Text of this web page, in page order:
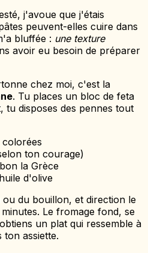
j'avoue que j'étais
peuvent-elles cuire dans
bluffée : une texture
avoir eu besoin de préparer
chez moi, c'est la
. Tu places un bloc de feta
disposes des pennes tout
colorées
ton courage)
la Grèce
d'olive
du bouillon, et direction le
Le fromage fond, se
un plat qui ressemble à
ton assiette.